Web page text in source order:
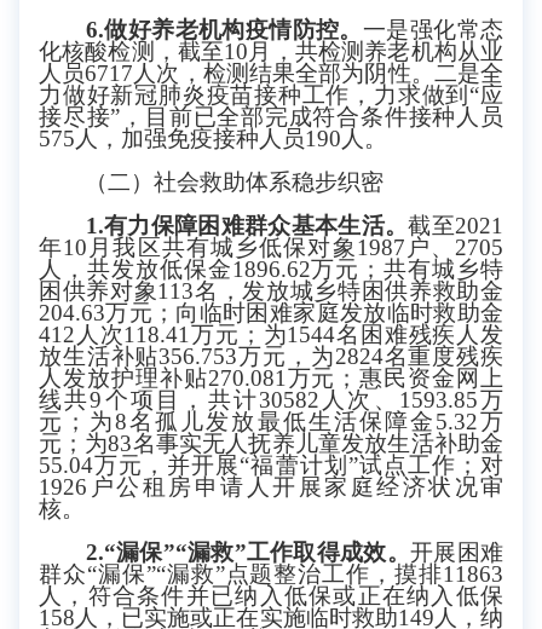
6.做好养老机构疫情防控。 一是强化常态
化核酸检测，截至10月，共检测养老机构从业
人员6717人次，检测结果全部为阴性。二是全
力做好新冠肺炎疫苗接种工作，力求做到“应
接尽接”，目前已全部完成符合条件接种人员
575人，加强免疫接种人员190人。
（二）社会救助体系稳步织密
1.有力保障困难群众基本生活。截至2021
年10月我区共有城乡低保对象 1987户、2705
人，共发放低保金1896.62万元；共有城乡特
困供养对象113名，发放城乡特困供养救助金
204.63万元；向临时困难家庭发放临时救助金
412人次118.41万元；为1544名困难残疾人发
放生活补贴356.753万元，为2824名重度残疾
人发放护理补贴270.081万元；惠民资金网上
线共9个项目，共计30582人次、1593.85万
元；为8名孤儿发放最低生活保障金5.32万
元；为83名事实无人抚养儿童发放生活补助金
55.04万元，并开展“福蕾计划”试点工作；对
1926户公租房申请人开展家庭经济状况审
核。
2.“漏保”“漏救”工作取得成效。开展困难
群众“漏保”“漏救”点题整治工作，摸排11863
人
，符合条件并已纳入低保或正在纳入低保
158人，已实施或正在实施临时救助149人，纳